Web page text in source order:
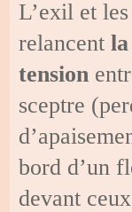
L’exil et
relancent
tension
sceptre
bord d’un
devant